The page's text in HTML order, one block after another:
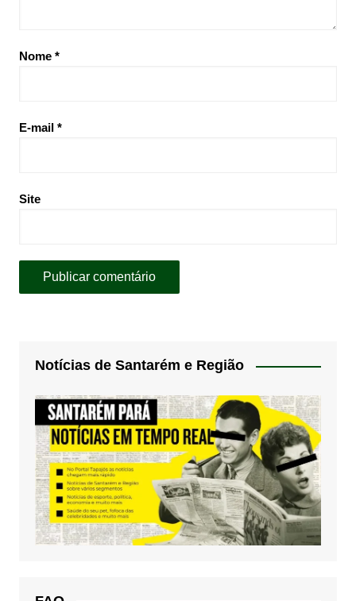
Nome *
E-mail *
Site
Notícias de Santarém e Região